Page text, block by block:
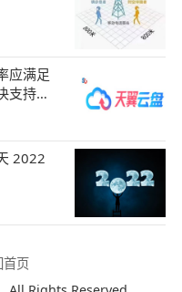
应满足
支持，
2022
首页